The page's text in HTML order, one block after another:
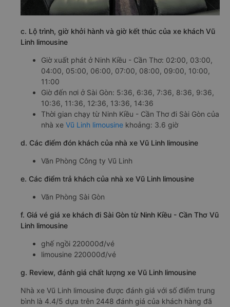
c. Lộ trình, giờ khởi hành và giờ kết thúc của xe khách Vũ
Linh limousine
Giờ xuất phát ở Ninh Kiều - Cần Thơ: 02:00, 03:00,
04:00, 05:00, 06:00, 07:00, 08:00, 09:00, 10:00,
11:00
Giờ đến nơi ở Sài Gòn: 5:36, 6:36, 7:36, 8:36, 9:36,
10:36, 11:36, 12:36, 13:36, 14:36
Thời gian chạy từ Ninh Kiều - Cần Thơ đi Sài Gòn của
nhà xe Vũ Linh limousine khoảng: 3.6 giờ
d. Các điểm đón khách của nhà xe Vũ Linh limousine
Văn Phòng Công ty Vũ Linh
e. Các điểm trả khách của nhà xe Vũ Linh limousine
Văn Phòng Sài Gòn
f. Giá vé giá xe khách đi Sài Gòn từ Ninh Kiều - Cần Thơ Vũ
Linh limousine
ghế ngồi 220000đ/vé
limousine 220000đ/vé
g. Review, đánh giá chất lượng xe Vũ Linh limousine
Nhà xe Vũ Linh limousine được đánh giá với số điểm trung
bình là 4.4/5 dựa trên 2448 đánh giá của khách hàng đã